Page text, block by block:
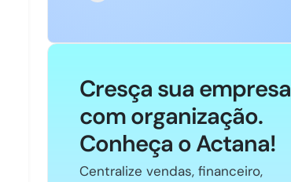
Cresça sua empresa
com organização.
Conheça o Actana!
Centralize vendas, financeiro,